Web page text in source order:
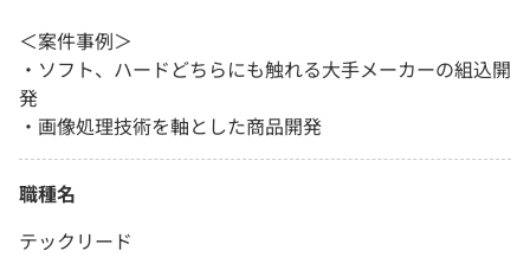
＜案件事例＞
・ソフト、ハードどちらにも触れる大手メーカーの組込開
発
・画像処理技術を軸とした商品開発
職種名
テックリード